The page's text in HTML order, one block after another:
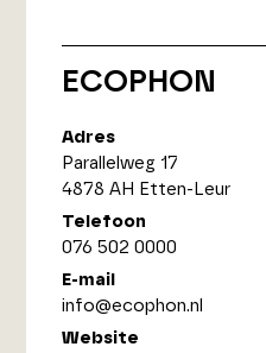
ECOPHON
Adres
Parallelweg 17
4878 AH Etten-Leur
Telefoon
076 502 0000
E-mail
info@ecophon.nl
Website